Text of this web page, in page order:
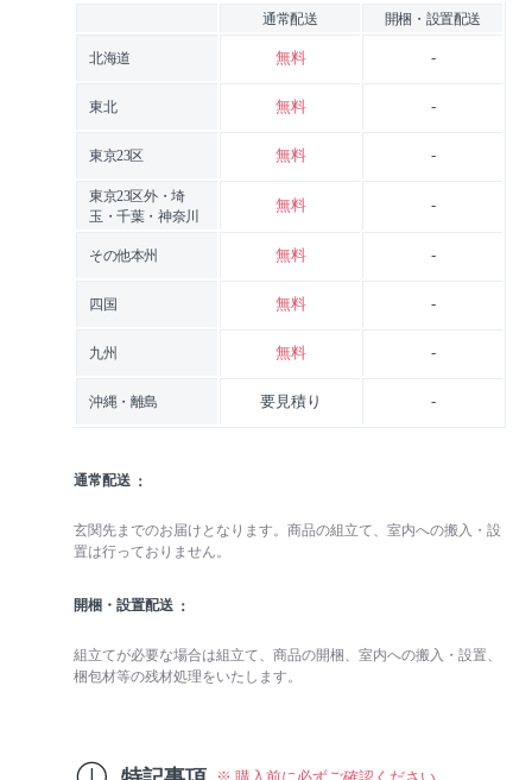
通常配送 開梱・設置配送
北海道 無料 -
東北 無料 -
東京23区 無料 -
東京23区外・埼
玉・千葉・神奈川
無料 -
その他本州 無料 -
四国 無料 -
九州 無料 -
沖縄・離島 要見積り -
通常配送
玄関先までのお届けとなります。商品の組立て、室内への搬入・設
置は行っておりません。
開梱・設置配送
組立てが必要な場合は組立て、商品の開梱、室内への搬入・設置、
梱包材等の残材処理をいたします。